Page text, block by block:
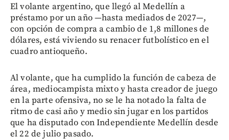
El volante argentino, que llegó al Medellín a
préstamo por un año —hasta mediados de 2027—,
con opción de compra a cambio de 1,8 millones de
dólares, está viviendo su renacer futbolístico en el
cuadro antioqueño.
Al volante, que ha cumplido la función de cabeza de
área, mediocampista mixto y hasta creador de juego
en la parte ofensiva, no se le ha notado la falta de
ritmo de casi año y medio sin jugar en los partidos
que ha disputado con Independiente Medellín desde
el 22 de julio pasado.